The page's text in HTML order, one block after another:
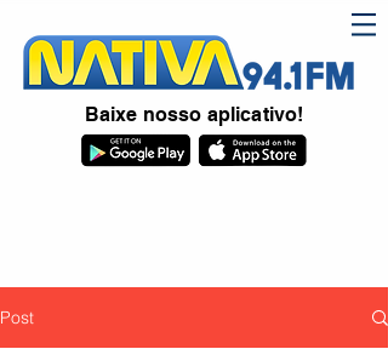
Baixe nosso aplicativo!
Post